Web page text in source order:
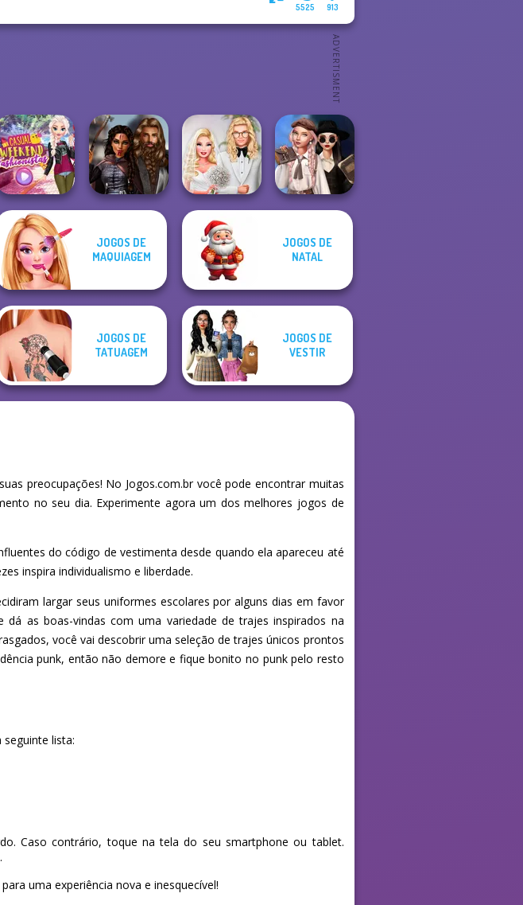
913
5525
Casual Weekend
Fashionistas
Medieval
Princesses
Babs' Spring
Wedding
Wednesday's
Breakup
Handbook
JOGOS DE
MAQUIAGEM
JOGOS DE
NATAL
JOGOS DE
TATUAGEM
JOGOS DE
VESTIR
preocupações! No Jogos.com.br você pode encontrar muitas
no seu dia. Experimente agora um dos melhores jogos de
do código de vestimenta desde quando ela apareceu até
inspira individualismo e liberdade.
largar seus uniformes escolares por alguns dias em favor
as boas-vindas com uma variedade de trajes inspirados na
você vai descobrir uma seleção de trajes únicos prontos
punk, então não demore e fique bonito no punk pelo resto
lista:
Caso contrário, toque na tela do seu smartphone ou tablet.
uma experiência nova e inesquecível!